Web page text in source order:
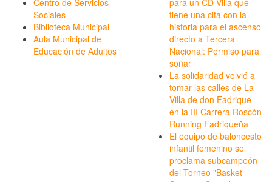
Sociales
Biblioteca Municipal
Aula Municipal de
Educación de Adultos
tiene una cita con la
historia para el ascenso
directo a Tercera
Nacional: Permiso para
soñar
La solidaridad volvió a
tomar las calles de La
Villa de don Fadrique
en la III Carrera Roscón
Running Fadriqueña
El equipo de baloncesto
infantil femenino se
proclama subcampeón
del Torneo "Basket